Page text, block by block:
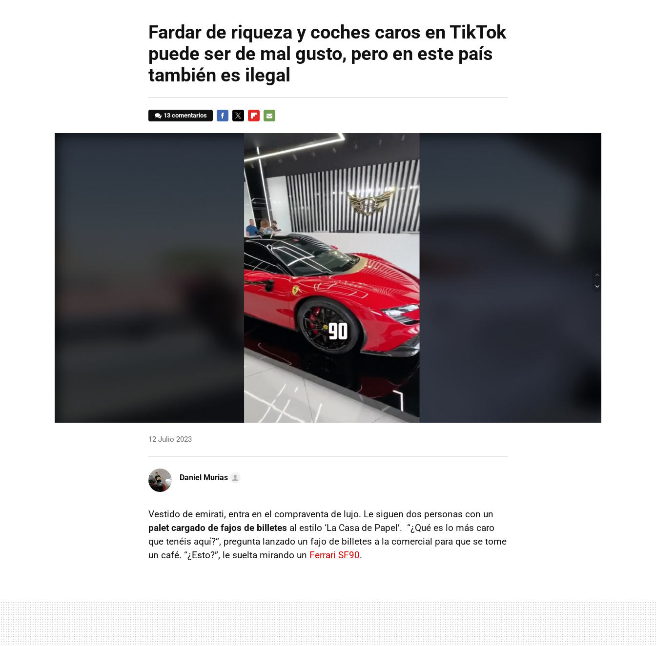
Fardar de riqueza y coches caros en TikTok
puede ser de mal gusto, pero en este país
también es ilegal
13 comentarios
12 Julio 2023
Daniel Murias
Vestido de emirati, entra en el compraventa de lujo. Le siguen dos personas con un
palet cargado de fajos de billetes al estilo ‘La Casa de Papel’. “¿Qué es lo más caro
que tenéis aquí?”, pregunta lanzado un fajo de billetes a la comercial para que se tome
un café. “¿Esto?”, le suelta mirando un Ferrari SF90.